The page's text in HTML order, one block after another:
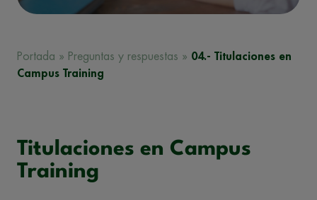
Portada » Preguntas y respuestas » 04.- Titulaciones en
Campus Training
Titulaciones en Campus
Training